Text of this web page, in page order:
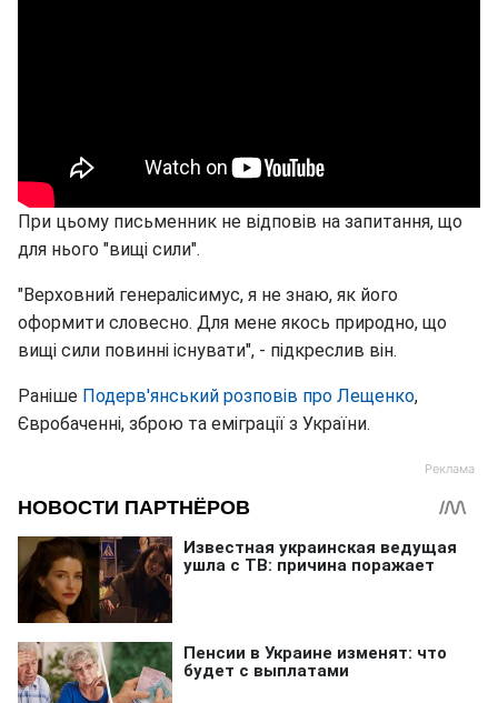
При цьому письменник не відповів на запитання, що
для нього "вищі сили".
"Верховний генералісимус, я не знаю, як його
оформити словесно. Для мене якось природно, що
вищі сили повинні існувати", - підкреслив він.
Раніше Подерв'янський розповів про Лещенко,
Євробаченні, зброю та еміграції з України.